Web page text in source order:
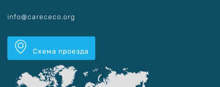
info@carececo.org
Схема проезда